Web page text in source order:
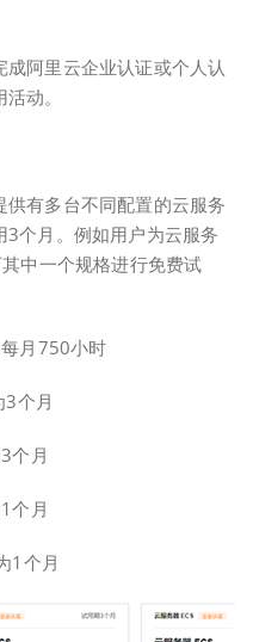
阿里云企业认证或个人认
动。
有多台不同配置的云服务
个月。例如用户为云服务
中一个规格进行免费试
月750小时
个月
个月
个月
1个月